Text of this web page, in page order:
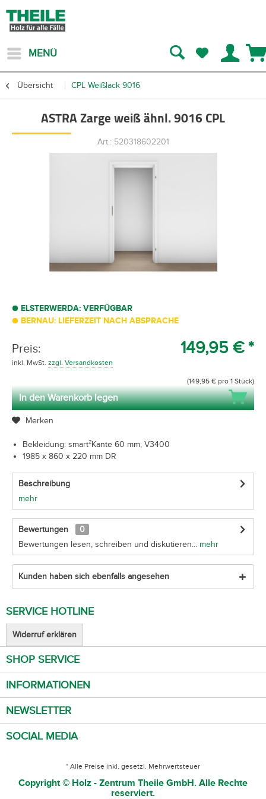
MENÜ
Übersicht CPL Weißlack 9016
ASTRA Zarge weiß ähnl. 9016 CPL
Art.: 520318602201
ELSTERWERDA: VERFÜGBAR
BERNAU: LIEFERZEIT NACH ABSPRACHE
Preis: 149,95 € *
inkl. MwSt. zzgl. Versandkosten
(149,95 € pro 1 Stück)
In den Warenkorb legen
Merken
Bekleidung: smart²Kante 60 mm, V3400
1985 x 860 x 220 mm DR
Beschreibung
mehr
Bewertungen
0
Bewertungen lesen, schreiben und diskutieren... mehr
Kunden haben sich ebenfalls angesehen
SERVICE HOTLINE
Widerruf erklären
SHOP SERVICE
INFORMATIONEN
NEWSLETTER
SOCIAL MEDIA
* Alle Preise inkl. gesetzl. Mehrwertsteuer
Copyright © Holz - Zentrum Theile GmbH. Alle Rechte
reserviert.